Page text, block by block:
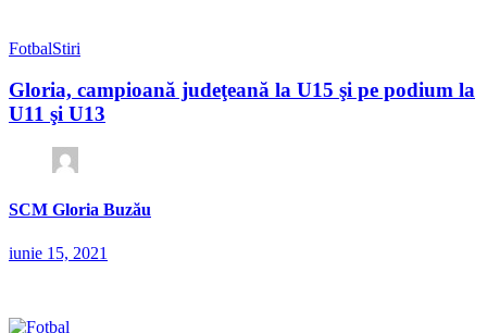
FotbalStiri
Gloria, campioană judeţeană la U15 şi pe podium la
U11 şi U13
SCM Gloria Buzău
iunie 15, 2021